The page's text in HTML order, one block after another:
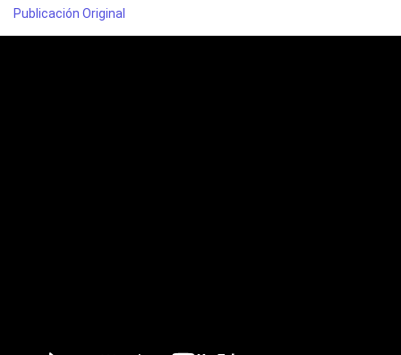
Publicación Original